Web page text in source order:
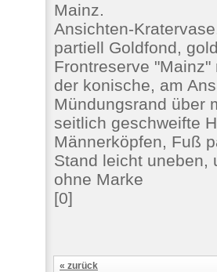
Mainz.
Ansichten-
partiell Goldfond,
Frontreserve
der konische, am
Mündungsrand über
seitlich geschweifte
Männerköpfen, Fuß
Stand leicht uneben,
ohne Marke
[0]
« zurück